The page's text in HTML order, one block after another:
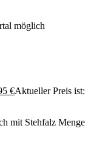
möglich
€Aktueller Preis ist:
mit Stehfalz Menge